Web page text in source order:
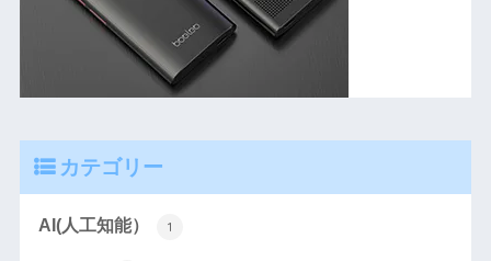
カテゴリー
AI(人工知能） 1